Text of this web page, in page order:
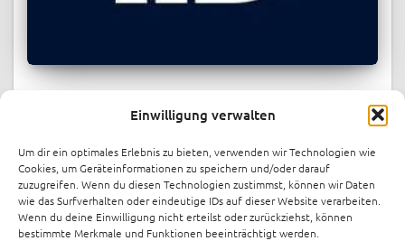
Einwilligung verwalten
Um dir ein optimales Erlebnis zu bieten, verwenden wir Technologien wie
Cookies, um Geräteinformationen zu speichern und/oder darauf
zuzugreifen. Wenn du diesen Technologien zustimmst, können wir Daten
wie das Surfverhalten oder eindeutige IDs auf dieser Website verarbeiten.
Wenn du deine Einwilligung nicht erteilst oder zurückziehst, können
bestimmte Merkmale und Funktionen beeinträchtigt werden.
Berlin energy startup indielux raises
over $1.1M in record-breaking
crowdfunding round
Berlin-based energy startup indielux has raised over €1
million through crowdinvesting platform FunderNation,